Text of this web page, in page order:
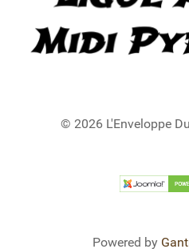
© 2026 L'Enveloppe
Powered by